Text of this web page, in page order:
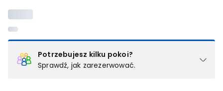
Potrzebujesz kilku pokoi?
Sprawdź, jak zarezerwować.